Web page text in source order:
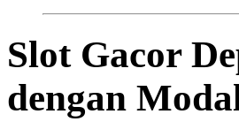
Slot Gacor
dengan